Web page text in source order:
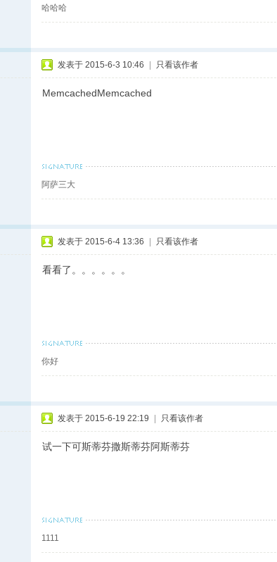
哈哈哈
发表于 2015-6-3 10:46 只看该作者
MemcachedMemcached
阿萨三大
发表于 2015-6-4 13:36 只看该作者
看看了。。。。。。
你好
发表于 2015-6-19 22:19 只看该作者
试一下可斯蒂芬撒斯蒂芬阿斯蒂芬
1111